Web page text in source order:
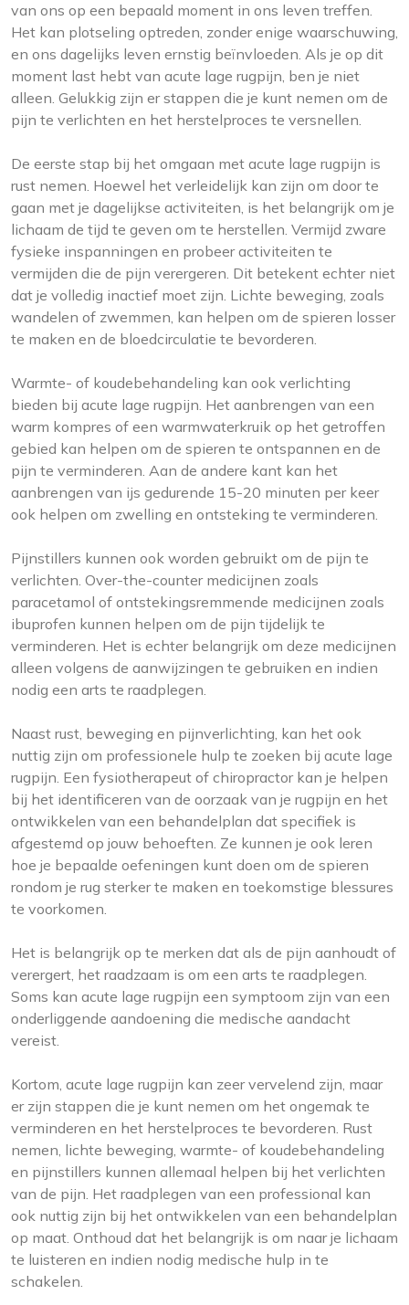
van ons op een bepaald moment in ons leven treffen.
Het kan plotseling optreden, zonder enige waarschuwing,
en ons dagelijks leven ernstig beïnvloeden. Als je op dit
moment last hebt van acute lage rugpijn, ben je niet
alleen. Gelukkig zijn er stappen die je kunt nemen om de
pijn te verlichten en het herstelproces te versnellen.
De eerste stap bij het omgaan met acute lage rugpijn is
rust nemen. Hoewel het verleidelijk kan zijn om door te
gaan met je dagelijkse activiteiten, is het belangrijk om je
lichaam de tijd te geven om te herstellen. Vermijd zware
fysieke inspanningen en probeer activiteiten te
vermijden die de pijn verergeren. Dit betekent echter niet
dat je volledig inactief moet zijn. Lichte beweging, zoals
wandelen of zwemmen, kan helpen om de spieren losser
te maken en de bloedcirculatie te bevorderen.
Warmte- of koudebehandeling kan ook verlichting
bieden bij acute lage rugpijn. Het aanbrengen van een
warm kompres of een warmwaterkruik op het getroffen
gebied kan helpen om de spieren te ontspannen en de
pijn te verminderen. Aan de andere kant kan het
aanbrengen van ijs gedurende 15-20 minuten per keer
ook helpen om zwelling en ontsteking te verminderen.
Pijnstillers kunnen ook worden gebruikt om de pijn te
verlichten. Over-the-counter medicijnen zoals
paracetamol of ontstekingsremmende medicijnen zoals
ibuprofen kunnen helpen om de pijn tijdelijk te
verminderen. Het is echter belangrijk om deze medicijnen
alleen volgens de aanwijzingen te gebruiken en indien
nodig een arts te raadplegen.
Naast rust, beweging en pijnverlichting, kan het ook
nuttig zijn om professionele hulp te zoeken bij acute lage
rugpijn. Een fysiotherapeut of chiropractor kan je helpen
bij het identificeren van de oorzaak van je rugpijn en het
ontwikkelen van een behandelplan dat specifiek is
afgestemd op jouw behoeften. Ze kunnen je ook leren
hoe je bepaalde oefeningen kunt doen om de spieren
rondom je rug sterker te maken en toekomstige blessures
te voorkomen.
Het is belangrijk op te merken dat als de pijn aanhoudt of
verergert, het raadzaam is om een arts te raadplegen.
Soms kan acute lage rugpijn een symptoom zijn van een
onderliggende aandoening die medische aandacht
vereist.
Kortom, acute lage rugpijn kan zeer vervelend zijn, maar
er zijn stappen die je kunt nemen om het ongemak te
verminderen en het herstelproces te bevorderen. Rust
nemen, lichte beweging, warmte- of koudebehandeling
en pijnstillers kunnen allemaal helpen bij het verlichten
van de pijn. Het raadplegen van een professional kan
ook nuttig zijn bij het ontwikkelen van een behandelplan
op maat. Onthoud dat het belangrijk is om naar je lichaam
te luisteren en indien nodig medische hulp in te
schakelen.